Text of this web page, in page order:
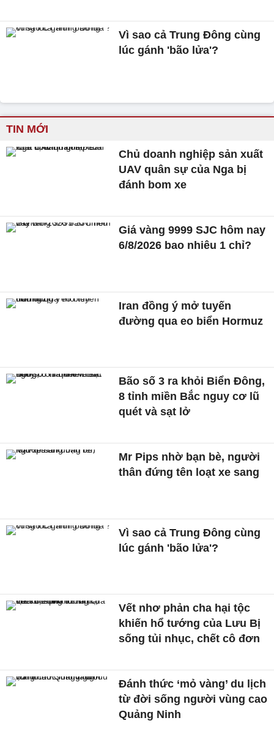
Vì sao cả Trung Đông cùng
lúc gánh 'bão lửa'?
TIN MỚI
Chủ doanh nghiệp sản xuất
UAV quân sự của Nga bị
đánh bom xe
Giá vàng 9999 SJC hôm nay
6/8/2026 bao nhiêu 1 chỉ?
Iran đồng ý mở tuyến
đường qua eo biển Hormuz
Bão số 3 ra khỏi Biển Đông,
8 tỉnh miền Bắc nguy cơ lũ
quét và sạt lở
Mr Pips nhờ bạn bè, người
thân đứng tên loạt xe sang
Vì sao cả Trung Đông cùng
lúc gánh 'bão lửa'?
Vết nhơ phản cha hại tộc
khiến hổ tướng của Lưu Bị
sống tủi nhục, chết cô đơn
Đánh thức ‘mỏ vàng’ du lịch
từ đời sống người vùng cao
Quảng Ninh